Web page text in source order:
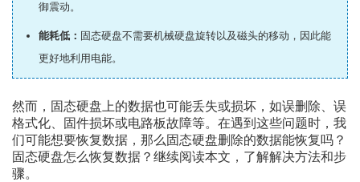
御震动。
能耗低： 固态硬盘不需要机械硬盘旋转以及磁头的移动，因此能
更好地利用电能。
然而，固态硬盘上的数据也可能丢失或损坏，如误删除、误
格式化、固件损坏或电路板故障等。在遇到这些问题时，我
们可能想要恢复数据，那么固态硬盘删除的数据能恢复吗？
固态硬盘怎么恢复数据？继续阅读本文，了解解决方法和步
骤。